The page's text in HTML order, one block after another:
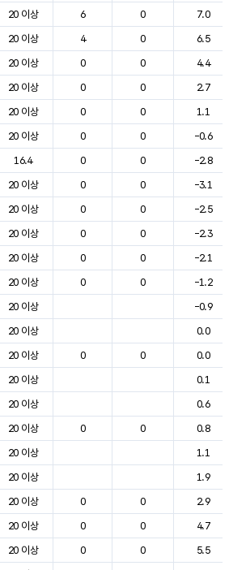
20 이상 6 0
7.0
20 이상 4 0
6.5
20 이상 0 0
4.4
20 이상 0 0
2.7
20 이상 0 0
1.1
20 이상 0 0
-0.6
16.4 0 0
-2.8
20 이상 0 0
-3.1
20 이상 0 0
-2.5
20 이상 0 0
-2.3
20 이상 0 0
-2.1
20 이상 0 0
-1.2
20 이상
-0.9
20 이상
0.0
20 이상 0 0
0.0
20 이상
0.1
20 이상
0.6
20 이상 0 0
0.8
20 이상
1.1
20 이상
1.9
20 이상 0 0
2.9
20 이상 0 0
4.7
20 이상 0 0
5.5